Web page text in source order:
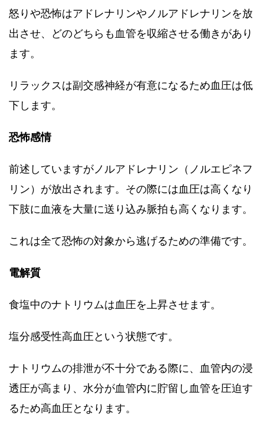
怒りや恐怖はアドレナリンやノルアドレナリンを放
出させ、どのどちらも血管を収縮させる働きがあり
ます。
リラックスは副交感神経が有意になるため血圧は低
下します。
恐怖感情
前述していますがノルアドレナリン（ノルエピネフ
リン）が放出されます。その際には血圧は高くなり
下肢に血液を大量に送り込み脈拍も高くなります。
これは全て恐怖の対象から逃げるための準備です。
電解質
食塩中のナトリウムは血圧を上昇させます。
塩分感受性高血圧という状態です。
ナトリウムの排泄が不十分である際に、血管内の浸
透圧が高まり、水分が血管内に貯留し血管を圧迫す
るため高血圧となります。